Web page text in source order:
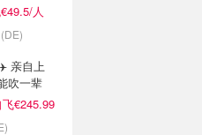
人
亲自上
吹一辈
€245.99